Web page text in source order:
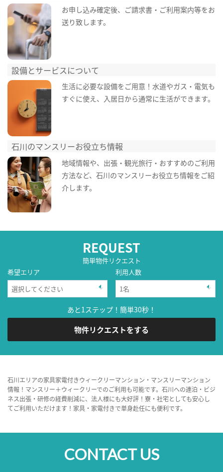
お申し込み確定後、ご請求書・ご利用案内等をお
送り致します。
設備とサービスについて
生活に必要な設備をご用意！水道やガス・電気も
すぐに使え、入居日から通常に生活ができます。
石川のマンスリーお役立ち情報
地域情報や、出張・観光旅行・おすすめのご利用
方法など、石川のマンスリーお役立ち情報をご紹
介します。
REQUEST
簡単物件リクエスト
希望エリア
利用人数
あと1ステップ！簡単30秒！
物件リクエストをする
石川エリアの家具家電付きウィークリーマンション・マンスリーマンション
情報！マンスリー＋ウィークリーでのご利用も可能です。石川への連泊・ビジ
ネス出張・研修の経費削減に、法人様にも大好評！寮・社宅としても安心し
てご利用いただけます！家具・家電付きで単身赴任にも便利です。
CONTACT US